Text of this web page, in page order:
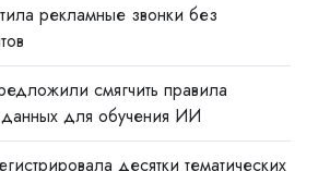
рекламные звонки без
смягчить правила
данных для обучения ИИ
десятки тематических